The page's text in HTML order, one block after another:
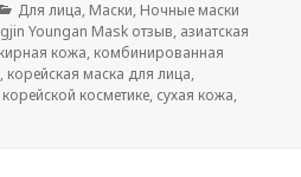
Рубрики
Для лица, Маски, Ночные маски
Youngan Mask отзыв, азиатская
кожа, комбинированная
, корейская маска для лица,
косметике, сухая кожа,